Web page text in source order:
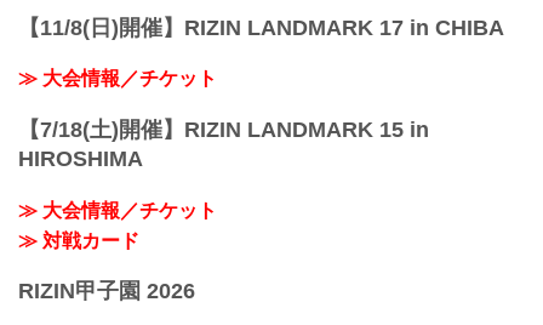
【11/8(日)開催】RIZIN LANDMARK 17 in CHIBA
≫ 大会情報／チケット
【7/18(土)開催】RIZIN LANDMARK 15 in
HIROSHIMA
≫ 大会情報／チケット
≫ 対戦カード
RIZIN甲子園 2026